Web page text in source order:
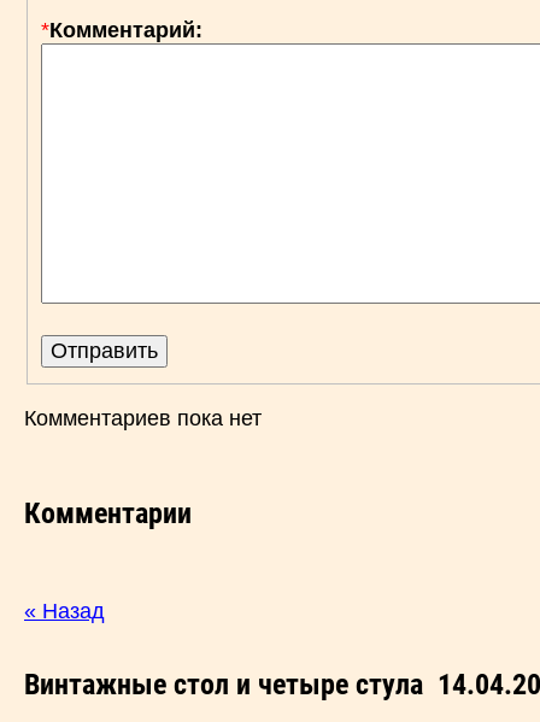
« Назад
Винтажные стол и четыре стула
Комментарии
Комментариев пока нет
*Комментарий: